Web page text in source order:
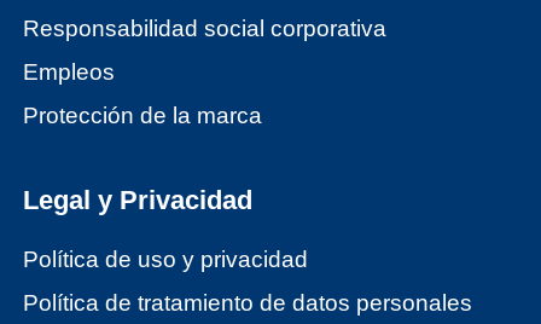
Responsabilidad social corporativa
Empleos
Protección de la marca
Legal y Privacidad
Política de uso y privacidad
Política de tratamiento de datos personales